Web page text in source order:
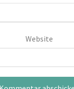
Website